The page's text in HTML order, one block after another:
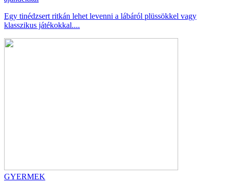
Egy tinédzsert ritkán lehet levenni a lábáról plüssökkel vagy
klasszikus játékokkal....
GYERMEK